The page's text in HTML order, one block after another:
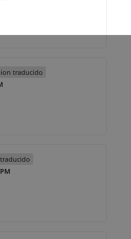
traducido